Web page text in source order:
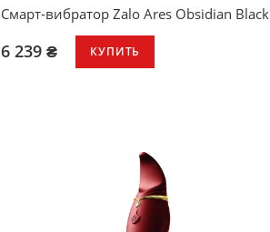
Смарт-вибратор Zalo Ares Obsidian Black
6 239 ₴ КУПИТЬ